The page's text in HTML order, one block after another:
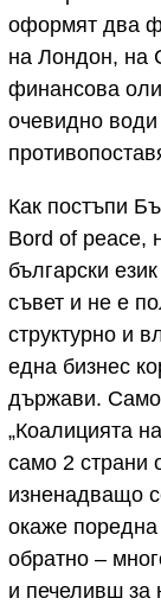
оформят два
на Лондон, на
финансова
очевидно
Как постъпи
Bord of peace,
български
съвет и не е
структурно и
една бизнес
държави. Само
„Коалицията
само 2 страни
изненадващо
окаже поредна
обратно –
и печеливш за